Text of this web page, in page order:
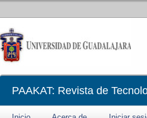
PAAKAT: Revista de